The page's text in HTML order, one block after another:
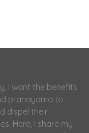
I want the benefits
pranayama to
dispel their
Here, I share my